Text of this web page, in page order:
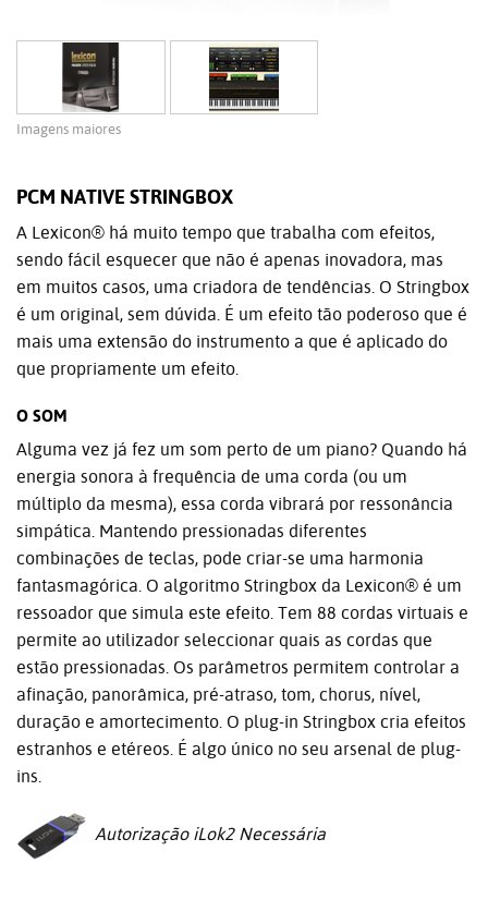
Imagens maiores
PCM NATIVE STRINGBOX
A Lexicon® há muito tempo que trabalha com efeitos,
sendo fácil esquecer que não é apenas inovadora, mas
em muitos casos, uma criadora de tendências. O Stringbox
é um original, sem dúvida. É um efeito tão poderoso que é
mais uma extensão do instrumento a que é aplicado do
que propriamente um efeito.
O SOM
Alguma vez já fez um som perto de um piano? Quando há
energia sonora à frequência de uma corda (ou um
múltiplo da mesma), essa corda vibrará por ressonância
simpática. Mantendo pressionadas diferentes
combinações de teclas, pode criar-se uma harmonia
fantasmagórica. O algoritmo Stringbox da Lexicon® é um
ressoador que simula este efeito. Tem 88 cordas virtuais e
permite ao utilizador seleccionar quais as cordas que
estão pressionadas. Os parâmetros permitem controlar a
afinação, panorâmica, pré-atraso, tom, chorus, nível,
duração e amortecimento. O plug-in Stringbox cria efeitos
estranhos e etéreos. É algo único no seu arsenal de plug-
ins.
Autorização iLok2 Necessária